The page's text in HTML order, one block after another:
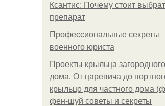
Ксантис: Почему стоит
препарат
Профессиональные секреты
военного юриста
Проекты крыльца загородного
дома. От царевича до
крыльцо для частного дома
фен-шуй советы и секреты